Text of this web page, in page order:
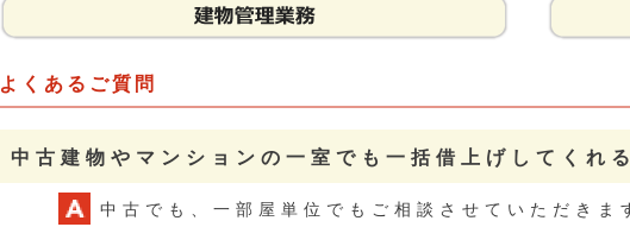
よくあるご質問
中古建物やマンションの一室でも一括借上げしてくれ
中古でも、一部屋単位でもご相談させていただきま